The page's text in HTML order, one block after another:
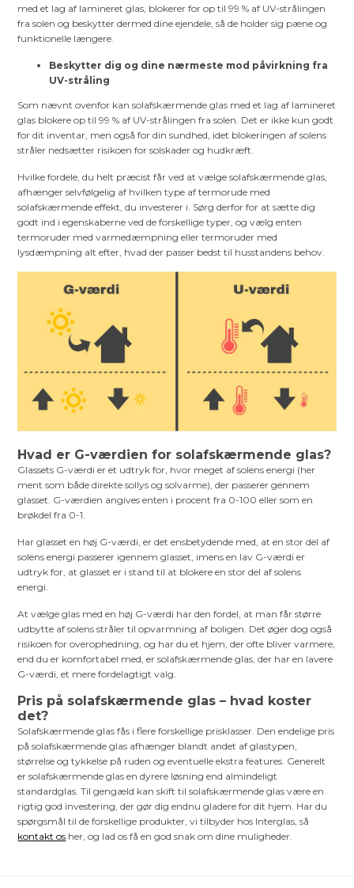
med et lag af lamineret glas, blokerer for op til 99 % af UV-strålingen
fra solen og beskytter dermed dine ejendele, så de holder sig pæne og
funktionelle længere.
Beskytter dig og dine nærmeste mod påvirkning fra
UV-stråling
Som nævnt ovenfor kan solafskærmende glas med et lag af lamineret
glas blokere op til 99 % af UV-strålingen fra solen. Det er ikke kun godt
for dit inventar, men også for din sundhed, idet blokeringen af solens
stråler nedsætter risikoen for solskader og hudkræft.
Hvilke fordele, du helt præcist får ved at vælge solafskærmende glas,
afhænger selvfølgelig af hvilken type af termorude med
solafskærmende effekt, du investerer i. Sørg derfor for at sætte dig
godt ind i egenskaberne ved de forskellige typer, og vælg enten
termoruder med varmedæmpning eller termoruder med
lysdæmpning alt efter, hvad der passer bedst til husstandens behov.
Hvad er G-værdien for solafskærmende glas?
Glassets G-værdi er et udtryk for, hvor meget af solens energi (her
ment som både direkte sollys og solvarme), der passerer gennem
glasset. G-værdien angives enten i procent fra 0-100 eller som en
brøkdel fra 0-1.
Har glasset en høj G-værdi, er det ensbetydende med, at en stor del af
solens energi passerer igennem glasset, imens en lav G-værdi er
udtryk for, at glasset er i stand til at blokere en stor del af solens
energi.
At vælge glas med en høj G-værdi har den fordel, at man får større
udbytte af solens stråler til opvarmning af boligen. Det øger dog også
risikoen for overophedning, og har du et hjem, der ofte bliver varmere,
end du er komfortabel med, er solafskærmende glas, der har en lavere
G-værdi, et mere fordelagtigt valg.
Pris på solafskærmende glas – hvad koster
det?
Solafskærmende glas fås i flere forskellige prisklasser. Den endelige pris
på solafskærmende glas afhænger blandt andet af glastypen,
størrelse og tykkelse på ruden og eventuelle ekstra features. Generelt
er solafskærmende glas en dyrere løsning end almindeligt
standardglas. Til gengæld kan skift til solafskærmende glas være en
rigtig god investering, der gør dig endnu gladere for dit hjem. Har du
spørgsmål til de forskellige produkter, vi tilbyder hos Interglas, så
kontakt os her, og lad os få en god snak om dine muligheder.